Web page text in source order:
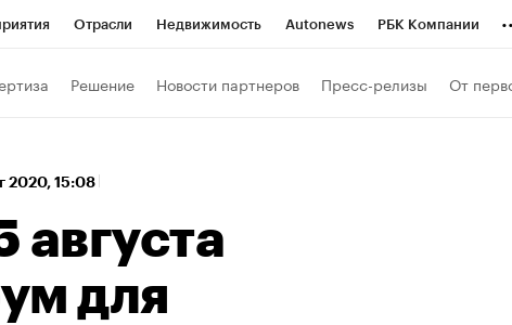
Отрасли Недвижимость Autonews РБК Компании
Решение Новости партнеров Пресс-релизы От
2020, 15:08
августа
для